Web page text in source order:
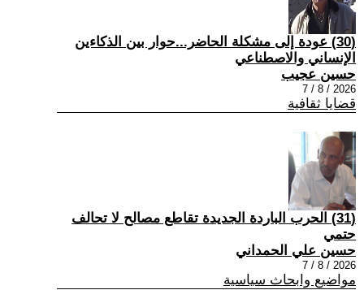
(30) عودة إلى مشكلة الحاضر...حوار بين الذكاءين
الإنساني والاصطناعي
حسين عجيب
2026 / 8 / 7
قضايا ثقافية
(31) الحرب الباردة الجديدة تقاطع مصالح لا تحالف
حتمي
حسين علي الحمداني
2026 / 8 / 7
مواضيع وابحاث سياسية